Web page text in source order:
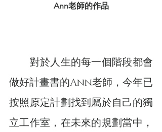
Ann老師的作品
對於人生的每一個階段都會
做好計畫書的Ann老師，今年已
按照原定計劃找到屬於自己的獨
立工作室，在未來的規劃當中，